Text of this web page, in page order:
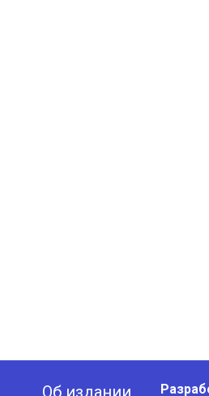
Об издании